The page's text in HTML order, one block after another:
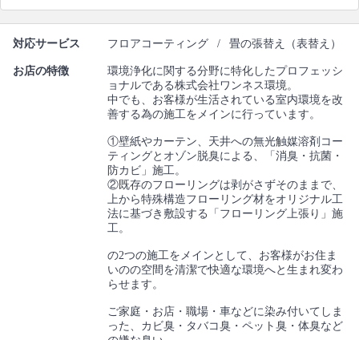
対応サービス フロアコーティング / 畳の張替え（表替え）
お店の特徴
環境浄化に関する分野に特化したプロフェッシ
ョナルである株式会社ワンネス環境。
中でも、お客様が生活されている室内環境を改
善する為の施工をメインに行っています。
①壁紙やカーテン、天井への無光触媒溶剤コー
ティングとオゾン脱臭による、「消臭・抗菌・
防カビ」施工。
②既存のフローリングは剥がさずそのままで、
上から特殊構造フローリング材をオリジナル工
法に基づき敷設する「フローリング上張り」施
工。
の2つの施工をメインとして、お客様がお住ま
いのの空間を清潔で快適な環境へと生まれ変わ
らせます。
ご家庭・お店・職場・車などに染み付いてしま
った、カビ臭・タバコ臭・ペット臭・体臭など